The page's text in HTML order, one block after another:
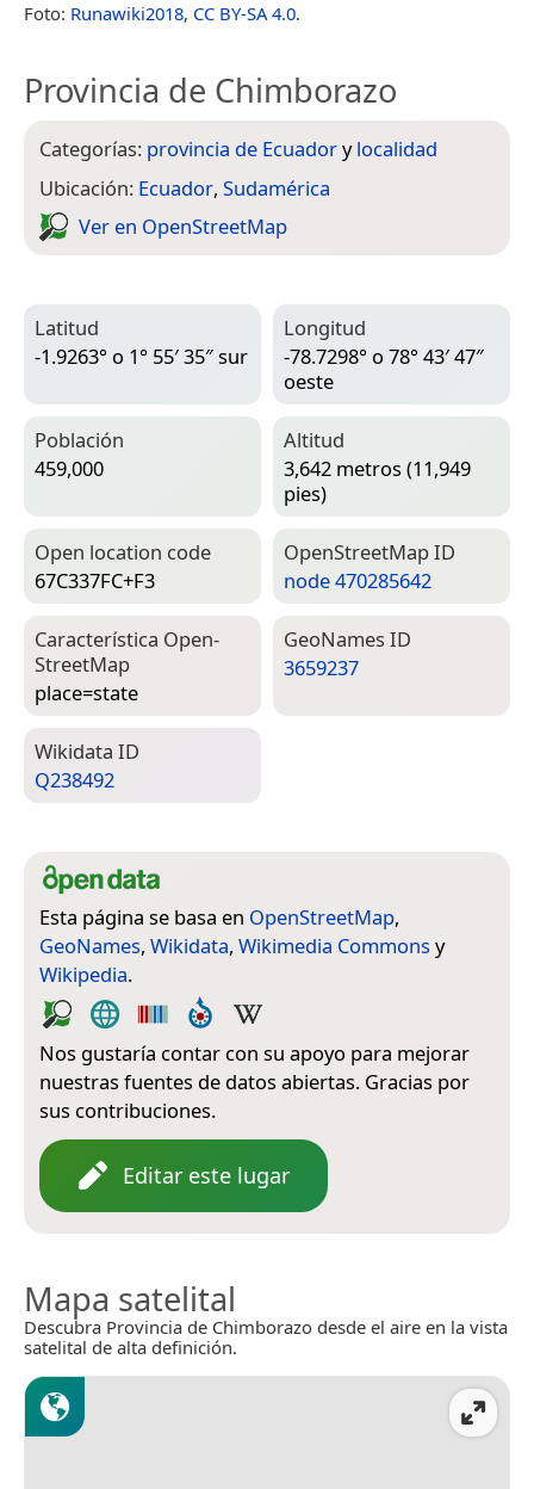
Foto: Runawiki2018, CC BY-SA 4.0.
Provincia de Chimborazo
Categorías: provincia de Ecuadorylocalidad
Ubicación: Ecuador, Sudamérica
Ver en Open­Street­Map
Latitud
-1.9263° o 1° 55′ 35″ sur
Longitud
-78.7298° o 78° 43′ 47″
oeste
Población
459,000
Altitud
3,642 metros (11,949
pies)
Open location code
67C337FC+F3
Open­Street­Map ID
node 470285642
Característica Open­
Street­Map
place=­state
Geo­Names ID
3659237
Wiki­data ID
Q238492
Esta página se basa en OpenStreetMap,
GeoNames, Wikidata, Wikimedia Commons y
Wikipedia.
Nos gustaría contar con su apoyo para mejorar
nuestras fuentes de datos abiertas. Gracias por
sus contribuciones.
Editar este lugar
Mapa satelital
Descubra Provincia de Chimborazo desde el aire en la vista
satelital de alta definición.